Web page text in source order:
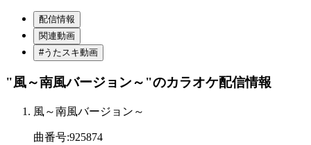
配信情報
関連動画
#うたスキ動画
"風～南風バージョン～"のカラオケ配信情報
風～南風バージョン～
曲番号:925874